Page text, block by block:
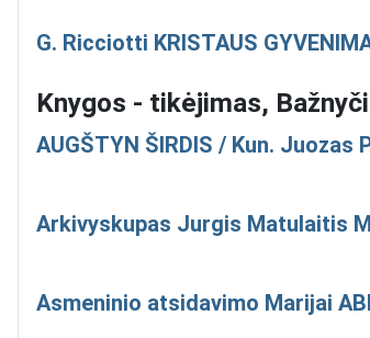
G. Ricciotti KRISTAUS
Knygos - tikėjimas,
AUGŠTYN ŠIRDIS / Kun. Juozas
Arkivyskupas Jurgis Matulaitis
Asmeninio atsidavimo Marijai